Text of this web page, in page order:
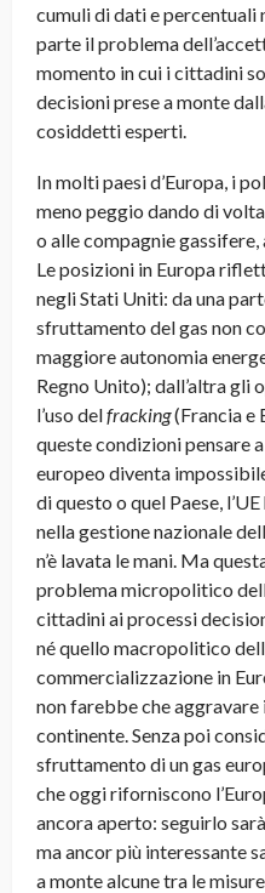
cumuli di dati e percentuali
parte il problema
momento in cui i cittadini
decisioni prese a monte
cosiddetti esperti.
In molti paesi d’Europa, i
meno peggio dando di
o alle compagnie gassifere,
Le posizioni in Europa
negli Stati Uniti: da una
sfruttamento del gas non
maggiore autonomia
Regno Unito); dall’altra gli
l’uso delfracking(Francia e
queste condizioni pensare
europeo diventa
di questo o quel Paese,
nella gestione nazionale
n’è lavata le mani. Ma
problema micropolitico
cittadini ai processi
né quello macropolitico
commercializzazione in
non farebbe che
continente. Senza poi
sfruttamento di un gas
che oggi riforniscono
ancora aperto: seguirlo
ma ancor più interessante
a monte alcune tra le